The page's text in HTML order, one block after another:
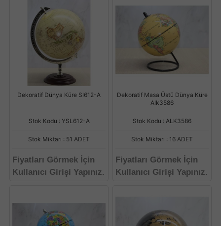
Dekoratif Dünya Küre Sl612-A
Stok Kodu : YSL612-A
Stok Miktarı : 51 ADET
Fiyatları Görmek İçin
Kullanıcı Girişi Yapınız.
Dekoratif Masa Üstü Dünya Küre
Alk3586
Stok Kodu : ALK3586
Stok Miktarı : 16 ADET
Fiyatları Görmek İçin
Kullanıcı Girişi Yapınız.